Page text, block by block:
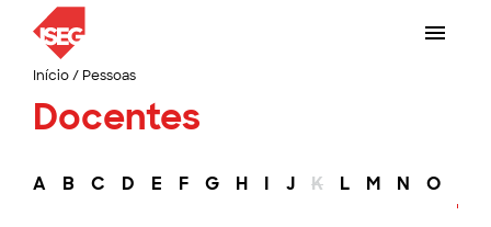
Início/ Pessoas
Docentes
A B C D E F G H I J K L M N O